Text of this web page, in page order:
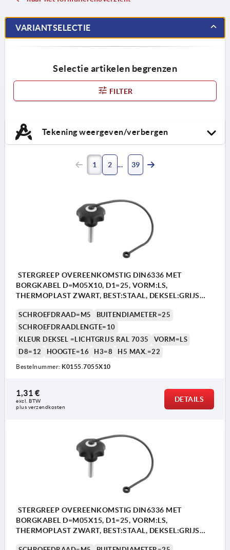
VARIANTSELECTIE
Selectie artikelen begrenzen
FILTER
Tekening weergeven/verbergen
1 2 39
STERGREEP OVEREENKOMSTIG DIN6336 MET
BORGKABEL D=M05X10, D1=25, VORM:LS,
THERMOPLAST ZWART, BEST:STAAL, DEKSEL:GRIJS
SCHROEFDRAAD=M5
BUITENDIAMETER=25
SCHROEFDRAADLENGTE=10
KLEUR DEKSEL =LICHTGRIJS RAL 7035
VORM=LS
D8=12
HOOGTE=16 H3=8 H5 MAX.=22
Bestelnummer: K0155.7055X10
1,31 €
excl. BTW
plus verzendkosten
DETAILS
STERGREEP OVEREENKOMSTIG DIN6336 MET
BORGKABEL D=M05X15, D1=25, VORM:LS,
THERMOPLAST ZWART, BEST:STAAL, DEKSEL:GRIJS